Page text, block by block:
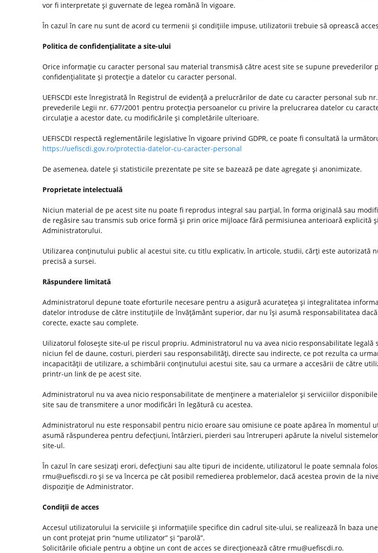
vor fi interpretate şi guvernate de legea română în vigoare.
În cazul în care nu sunt de acord cu termenii şi condiţiile impuse, utilizatorii trebuie să oprească
Politica de confidenţialitate a site-ului
Orice informaţie cu caracter personal sau material transmisă către acest site se supune prevederilor
confidenţialitate şi protecţie a datelor cu caracter personal.
UEFISCDI este înregistrată în Registrul de evidenţă a prelucrărilor de date cu caracter personal sub
prevederile Legii nr. 677/2001 pentru protecţia persoanelor cu privire la prelucrarea datelor cu
circulaţie a acestor date, cu modificările şi completările ulterioare.
UEFISCDI respectă reglementările legislative în vigoare privind GDPR, ce poate fi consultată la
https://uefiscdi.gov.ro/protectia-datelor-cu-caracter-personal
De asemenea, datele şi statisticile prezentate pe site se bazează pe date agregate şi anonimizate.
Proprietate intelectuală
Niciun material de pe acest site nu poate fi reprodus integral sau parţial, în forma originală sau
de regăsire sau transmis sub orice formă şi prin orice mijloace fără permisiunea anterioară explicită
Administratorului.
Utilizarea conţinutului public al acestui site, cu titlu explicativ, în articole, studii, cărţi este autorizată
precisă a sursei.
Răspundere limitată
Administratorul depune toate eforturile necesare pentru a asigură acurateţea şi integralitatea
datelor introduse de către instituţiile de învăţământ superior, dar nu îşi asumă responsabilitatea
corecte, exacte sau complete.
Uilizatorul foloseşte site-ul pe riscul propriu. Administratorul nu va avea nicio responsabilitate legală
niciun fel de daune, costuri, pierderi sau responsabilităţi, directe sau indirecte, ce pot rezulta ca
incapacităţii de utilizare, a schimbării conţinutului acestui site, sau ca urmare a accesării de către
printr-un link de pe acest site.
Administratorul nu va avea nicio responsabilitate de menţinere a materialelor şi serviciilor
site sau de transmitere a unor modificări în legătură cu acestea.
Administratorul nu este responsabil pentru nicio eroare sau omisiune ce poate apărea în momentul
asumă răspunderea pentru defecţiuni, întârzieri, pierderi sau întreruperi apărute la nivelul sistemelor
site-ul.
În cazul în care sesizaţi erori, defecţiuni sau alte tipuri de incidente, utilizatorul le poate semnala
rmu@uefiscdi.ro şi se va încerca pe cât posibil remedierea problemelor, dacă acestea provin de la
dispoziţie de Administrator.
Condiţii de acces
Accesul utilizatorului la serviciile şi informaţiile specifice din cadrul site-ului, se realizează în baza
un cont protejat prin “nume utilizator” şi “parolă”.
Solicitările oficiale pentru a obţine un cont de acces se direcţionează către rmu@uefiscdi.ro.